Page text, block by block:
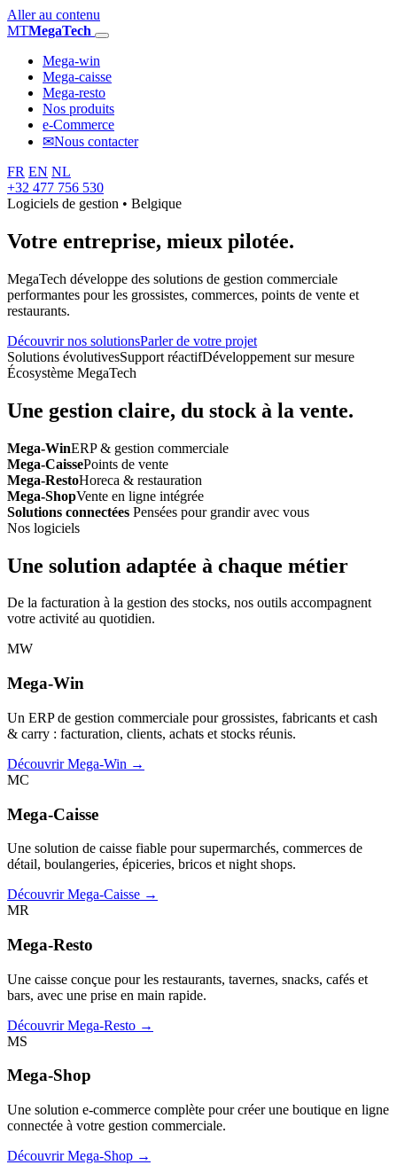
Aller au contenu
MTMegaTech
Mega-win
Mega-caisse
Mega-resto
Nos produits
e-Commerce
✉Nous contacter
FR EN NL
+32 477 756 530
Logiciels de gestion • Belgique
Votre entreprise, mieux pilotée.
MegaTech développe des solutions de gestion commerciale
performantes pour les grossistes, commerces, points de vente et
restaurants.
Découvrir nos solutionsParler de votre projet
Solutions évolutivesSupport réactifDéveloppement sur mesure
Écosystème MegaTech
Une gestion claire, du stock à la vente.
Mega-WinERP & gestion commerciale
Mega-CaissePoints de vente
Mega-RestoHoreca & restauration
Mega-ShopVente en ligne intégrée
Solutions connectées Pensées pour grandir avec vous
Nos logiciels
Une solution adaptée à chaque métier
De la facturation à la gestion des stocks, nos outils accompagnent
votre activité au quotidien.
MW
Mega-Win
Un ERP de gestion commerciale pour grossistes, fabricants et cash
& carry : facturation, clients, achats et stocks réunis.
Découvrir Mega-Win →
MC
Mega-Caisse
Une solution de caisse fiable pour supermarchés, commerces de
détail, boulangeries, épiceries, bricos et night shops.
Découvrir Mega-Caisse →
MR
Mega-Resto
Une caisse conçue pour les restaurants, tavernes, snacks, cafés et
bars, avec une prise en main rapide.
Découvrir Mega-Resto →
MS
Mega-Shop
Une solution e-commerce complète pour créer une boutique en ligne
connectée à votre gestion commerciale.
Découvrir Mega-Shop →